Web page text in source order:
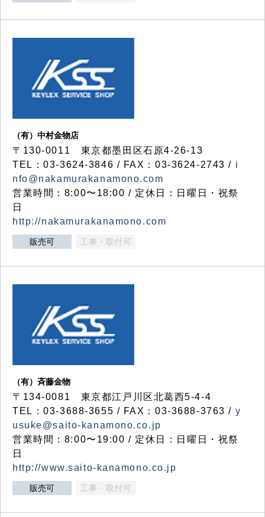
（有）中村金物店
〒130-0011 東京都墨田区石原4-26-13
TEL：03-3624-3846 / FAX：03-3624-2743 / i
nfo@nakamurakanamono.com
営業時間：8:00〜18:00 / 定休日：日曜日・祝祭
日
http://nakamurakanamono.com
販売可 工事・取付可
（有）斉藤金物
〒134-0081 東京都江戸川区北葛西5-4-4
TEL：03-3688-3655 / FAX：03-3688-3763 / y
usuke@saito-kanamono.co.jp
営業時間：8:00〜19:00 / 定休日：日曜日・祝祭
日
http://www.saito-kanamono.co.jp
販売可 工事・取付可